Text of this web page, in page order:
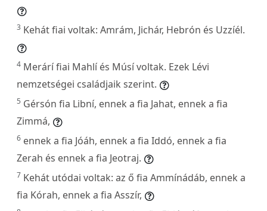
3 Kehát fiai voltak: Amrám, Jichár, Hebrón és Uzzíél.
4 Merárí fiai Mahlí és Músí voltak. Ezek Lévi
nemzetségei családjaik szerint.
5 Gérsón fia Libní, ennek a fia Jahat, ennek a fia
Zimmá,
6 ennek a fia Jóáh, ennek a fia Iddó, ennek a fia
Zerah és ennek a fia Jeotraj.
7 Kehát utódai voltak: az ő fia Ammínádáb, ennek a
fia Kórah, ennek a fia Asszír,